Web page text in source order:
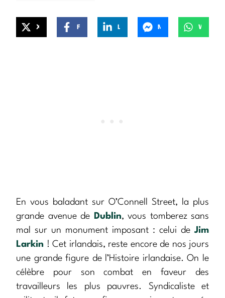
En vous baladant sur O’Connell Street, la plus
grande avenue de
Dublin, vous tomberez sans
mal sur un monument imposant : celui deJim
Larkin ! Cet irlandais, reste encore de nos jours
une grande figure de l’Histoire irlandaise. On le
célèbre pour son combat en faveur des
travailleurs les plus pauvres. Syndicaliste et